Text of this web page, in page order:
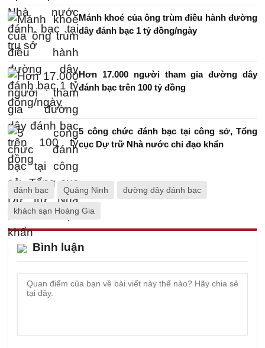
Mánh khoé của ông trùm điều hành đường
dây đánh bạc 1 tỷ đồng/ngày
Hơn 17.000 người tham gia đường dây
đánh bạc trên 100 tỷ đồng
5 công chức đánh bạc tại công sở, Tổng
cục Dự trữ Nhà nước chỉ đạo khẩn
đánh bạc Quảng Ninh đường dây đánh bạc
khách sạn Hoàng Gia
Bình luận